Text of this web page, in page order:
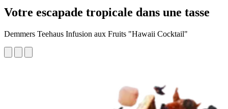
Votre escapade tropicale dans une tasse
Demmers Teehaus Infusion aux Fruits "Hawaii Cocktail"